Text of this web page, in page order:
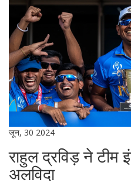
जून, 30 2024
राहुल द्रविड़ ने टीम
अलविदा